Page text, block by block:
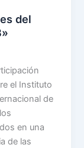
del
el Instituto
de
en una
de las